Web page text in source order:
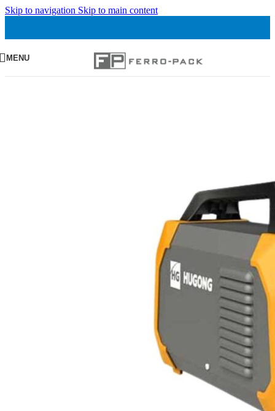
Skip to navigation Skip to main content
MENU